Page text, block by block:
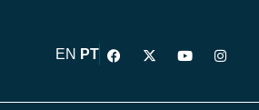
EN PT
F
a
b
X
-
i
Y
o
u
I
n
a